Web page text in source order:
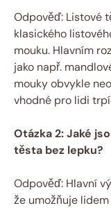
Odpověď: Listové
klasického
mouku. Hlavním
jako např.
mouky obvykle
vhodné pro lidi
Otázka 2: Jaké
těsta bez lepku?
Odpověď: Hlavní
že umožňuje